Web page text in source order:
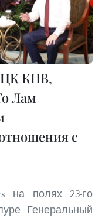
ЦК КПВ,
Лам
с
на полях 23-го
Генеральный